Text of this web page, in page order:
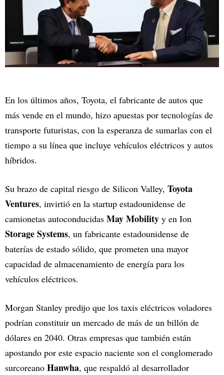
En los últimos años, Toyota, el fabricante de autos que
más vende en el mundo, hizo apuestas por tecnologías de
transporte futuristas, con la esperanza de sumarlas con el
tiempo a su línea que incluye vehículos eléctricos y autos
híbridos.
Su brazo de capital riesgo de Silicon Valley, Toyota
Ventures, invirtió en la startup estadounidense de
camionetas autoconducidas May Mobility y en Ion
Storage Systems, un fabricante estadounidense de
baterías de estado sólido, que prometen una mayor
capacidad de almacenamiento de energía para los
vehículos eléctricos.
Morgan Stanley predijo que los taxis eléctricos voladores
podrían constituir un mercado de más de un billón de
dólares en 2040. Otras empresas que también están
apostando por este espacio naciente son el conglomerado
surcoreano Hanwha, que respaldó al desarrollador